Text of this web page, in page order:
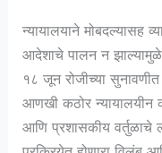
न्यायालयाने मोबदल्यासह
आदेशाचे पालन न
१८ जून रोजीच्या
आणखी कठोर न्यायालयीन
आणि प्रशासकीय